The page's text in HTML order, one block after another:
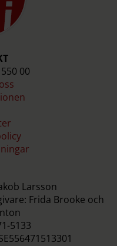
00
Larsson
Frida Brooke och
5133